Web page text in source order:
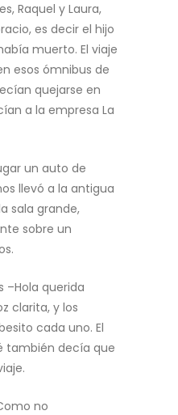
Raquel y Laura,
es decir el hijo
muerto. El viaje
esos ómnibus de
quejarse en
a la empresa La
un auto de
llevó a la antigua
sala grande,
sobre un
–Hola querida
clarita, y los
cada uno. El
también decía que
no